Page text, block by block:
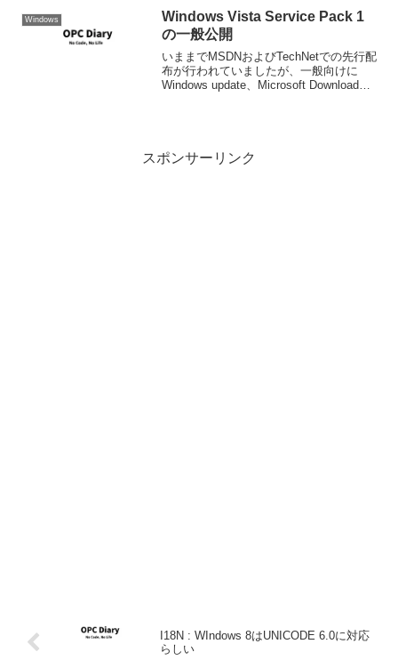
たら教えてください。 単純に正規化しな
いは間違った...
Windows
Windows Vista Service Pack 1
の一般公開
いままでMSDNおよびTechNetでの先行配
布が行われていましたが、一般向けに
Windows update、Microsoft Downloadで
スポンサーリンク
I18N : WIndows 8はUNICODE 6.0に対応
らしい